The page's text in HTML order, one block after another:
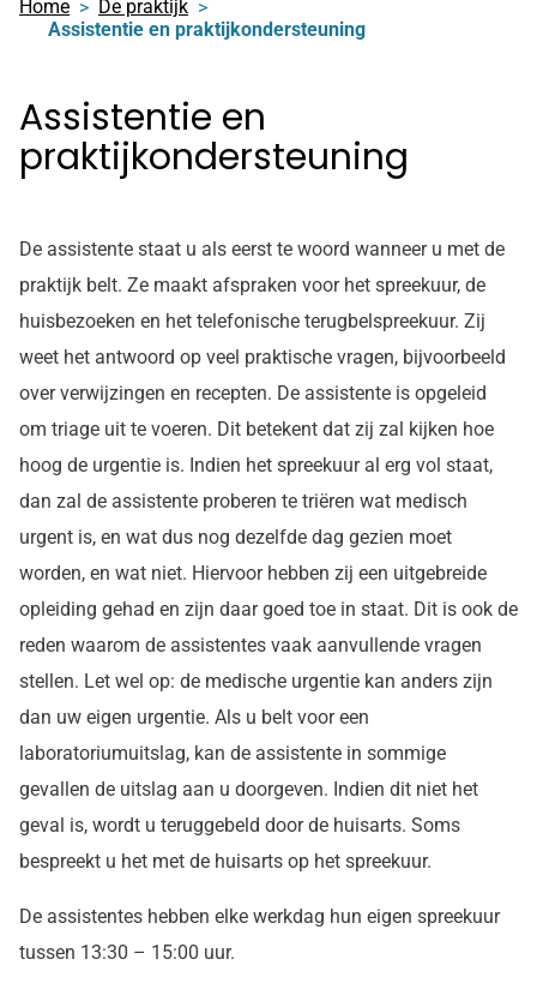
Home
De praktijk
Assistentie en praktijkondersteuning
Assistentie en
praktijkondersteuning
De assistente staat u als eerst te woord wanneer u met de
praktijk belt. Ze maakt afspraken voor het spreekuur, de
huisbezoeken en het telefonische terugbelspreekuur. Zij
weet het antwoord op veel praktische vragen, bijvoorbeeld
over verwijzingen en recepten. De assistente is opgeleid
om triage uit te voeren. Dit betekent dat zij zal kijken hoe
hoog de urgentie is. Indien het spreekuur al erg vol staat,
dan zal de assistente proberen te triëren wat medisch
urgent is, en wat dus nog dezelfde dag gezien moet
worden, en wat niet. Hiervoor hebben zij een uitgebreide
opleiding gehad en zijn daar goed toe in staat. Dit is ook de
reden waarom de assistentes vaak aanvullende vragen
stellen. Let wel op: de medische urgentie kan anders zijn
dan uw eigen urgentie. Als u belt voor een
laboratoriumuitslag, kan de assistente in sommige
gevallen de uitslag aan u doorgeven. Indien dit niet het
geval is, wordt u teruggebeld door de huisarts. Soms
bespreekt u het met de huisarts op het spreekuur.
De assistentes hebben elke werkdag hun eigen spreekuur
tussen 13:30 – 15:00 uur.